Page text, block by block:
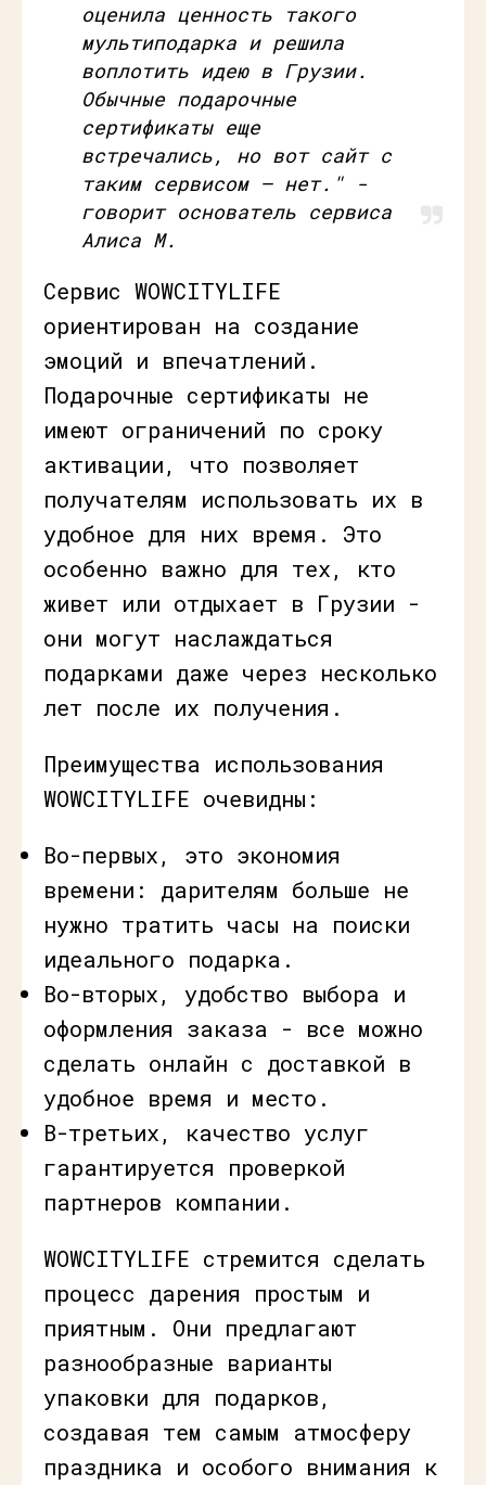
оценила ценность такого
мультиподарка и решила
воплотить идею в Грузии.
Обычные подарочные
сертификаты еще
встречались, но вот сайт с
таким сервисом – нет." -
говорит основатель сервиса
Алиса М.
Сервис WOWCITYLIFE
ориентирован на создание
эмоций и впечатлений.
Подарочные сертификаты не
имеют ограничений по сроку
активации, что позволяет
получателям использовать их в
удобное для них время. Это
особенно важно для тех, кто
живет или отдыхает в Грузии -
они могут наслаждаться
подарками даже через несколько
лет после их получения.
Преимущества использования
WOWCITYLIFE очевидны:
Во-первых, это экономия
времени: дарителям больше не
нужно тратить часы на поиски
идеального подарка.
Во-вторых, удобство выбора и
оформления заказа - все можно
сделать онлайн с доставкой в
удобное время и место.
В-третьих, качество услуг
гарантируется проверкой
партнеров компании.
WOWCITYLIFE стремится сделать
процесс дарения простым и
приятным. Они предлагают
разнообразные варианты
упаковки для подарков,
создавая тем самым атмосферу
праздника и особого внимания к